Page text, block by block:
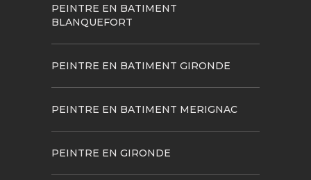
PEINTRE EN BATIMENT
BLANQUEFORT
PEINTRE EN BATIMENT GIRONDE
PEINTRE EN BATIMENT MERIGNAC
PEINTRE EN GIRONDE